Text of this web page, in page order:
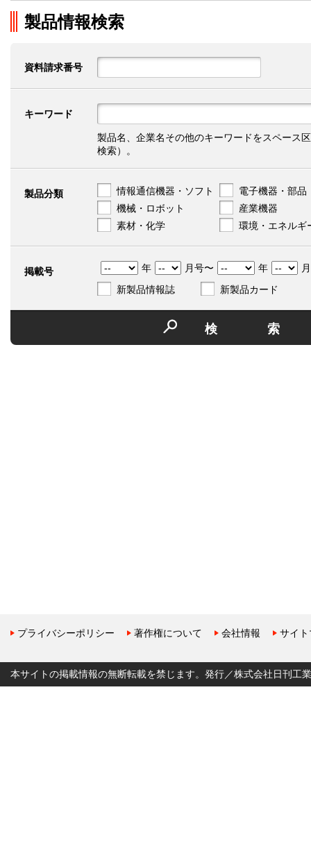
製品情報検索
資料請求番号
キーワード
製品名、企業名その他のキーワードをスペース
検索）。
製品分類 情報通信機器・ソフト
電子機器・部品
機械・ロボット
産業機器
素材・化学
環境・エネルギ
掲載号 年 月号〜 年
新製品情報誌
新製品カード
検
プライバシーポリシー 著作権について 会社情報 サイ
本サイトの掲載情報の無断転載を禁じます。発行／株式会社日刊